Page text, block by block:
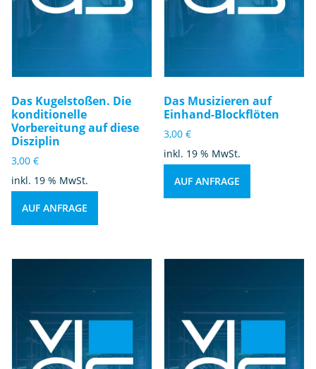
Das Kugelstoßen. Die
konditionelle
Vorbereitung auf diese
Disziplin
3,00 €
inkl. 19 % MwSt.
AUF ANFRAGE
Das Musizieren auf
Einhand-Blockflöten
3,00€
inkl. 19 % MwSt.
AUF ANFRAGE